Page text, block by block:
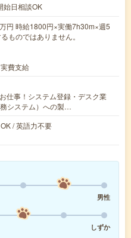
始日相談OK
時給1800円×実働7h30m×週5
ものではありません。
費支給
仕事！システム登録・デスク業
システム）への製…
/ 英語力不要
男性
しずか